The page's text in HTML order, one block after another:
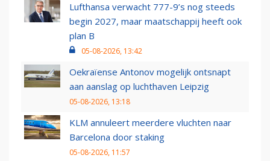
Lufthansa verwacht 777-9’s nog steeds
begin 2027, maar maatschappij heeft ook
plan B
05-08-2026, 13:42
Oekraïense Antonov mogelijk ontsnapt
aan aanslag op luchthaven Leipzig
05-08-2026, 13:18
KLM annuleert meerdere vluchten naar
Barcelona door staking
05-08-2026, 11:57